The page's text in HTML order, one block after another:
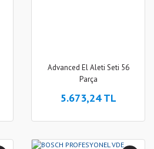
Advanced El Aleti Seti 56
Parça
5.673,24 TL